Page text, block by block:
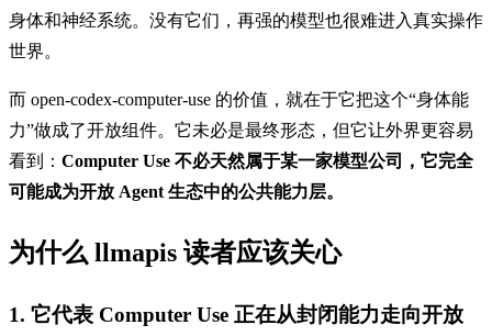
身体和神经系统。没有它们，再强的模型也很难进入真实操作
世界。
而 open-codex-computer-use 的价值，就在于它把这个“身体能
力”做成了开放组件。它未必是最终形态，但它让外界更容易
看到： Computer Use 不必天然属于某一家模型公司，它完全
可能成为开放 Agent 生态中的公共能力层。
为什么 llmapis 读者应该关心
1. 它代表 Computer Use 正在从封闭能力走向开放